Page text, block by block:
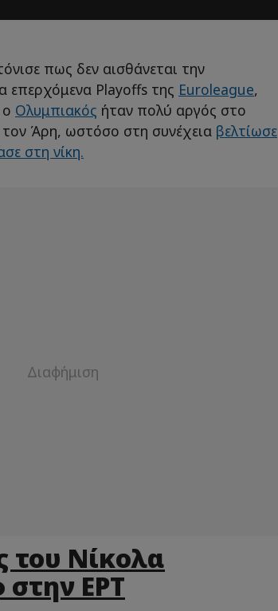
πως δεν αισθάνεται την
επερχόμενα Playoffs της Euroleague,
Ολυμπιακός ήταν πολύ αργός στο
Άρη, ωστόσο στη συνέχεια βελτίωσε
στη νίκη.
του Νίκολα
ΕΡΤ